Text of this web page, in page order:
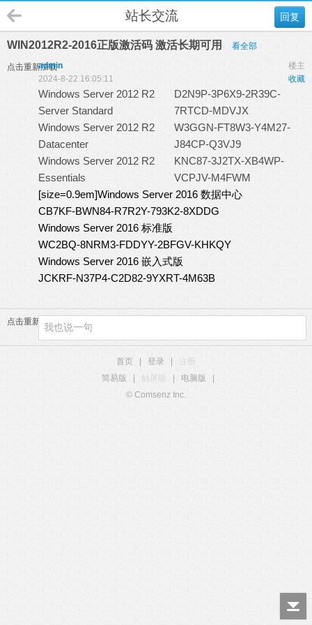
回复
站长交流
WIN2012R2-2016正版激活码 激活长期可用 看全部
点击重新加载 楼主
admin
收藏
2024-8-22 16:05:11
Windows Server 2012 R2
Server Standard
D2N9P-3P6X9-2R39C-
7RTCD-MDVJX
Windows Server 2012 R2
Datacenter
W3GGN-FT8W3-Y4M27-
J84CP-Q3VJ9
Windows Server 2012 R2
Essentials
KNC87-3J2TX-XB4WP-
VCPJV-M4FWM
[size=0.9em]Windows Server 2016 数据中心
CB7KF-BWN84-R7R2Y-793K2-8XDDG
Windows Server 2016 标准版
WC2BQ-8NRM3-FDDYY-2BFGV-KHKQY
Windows Server 2016 嵌入式版
JCKRF-N37P4-C2D82-9YXRT-4M63B
点击重新加载
首页 登录
注册
简易版
触屏版 电脑版
© Comsenz Inc.